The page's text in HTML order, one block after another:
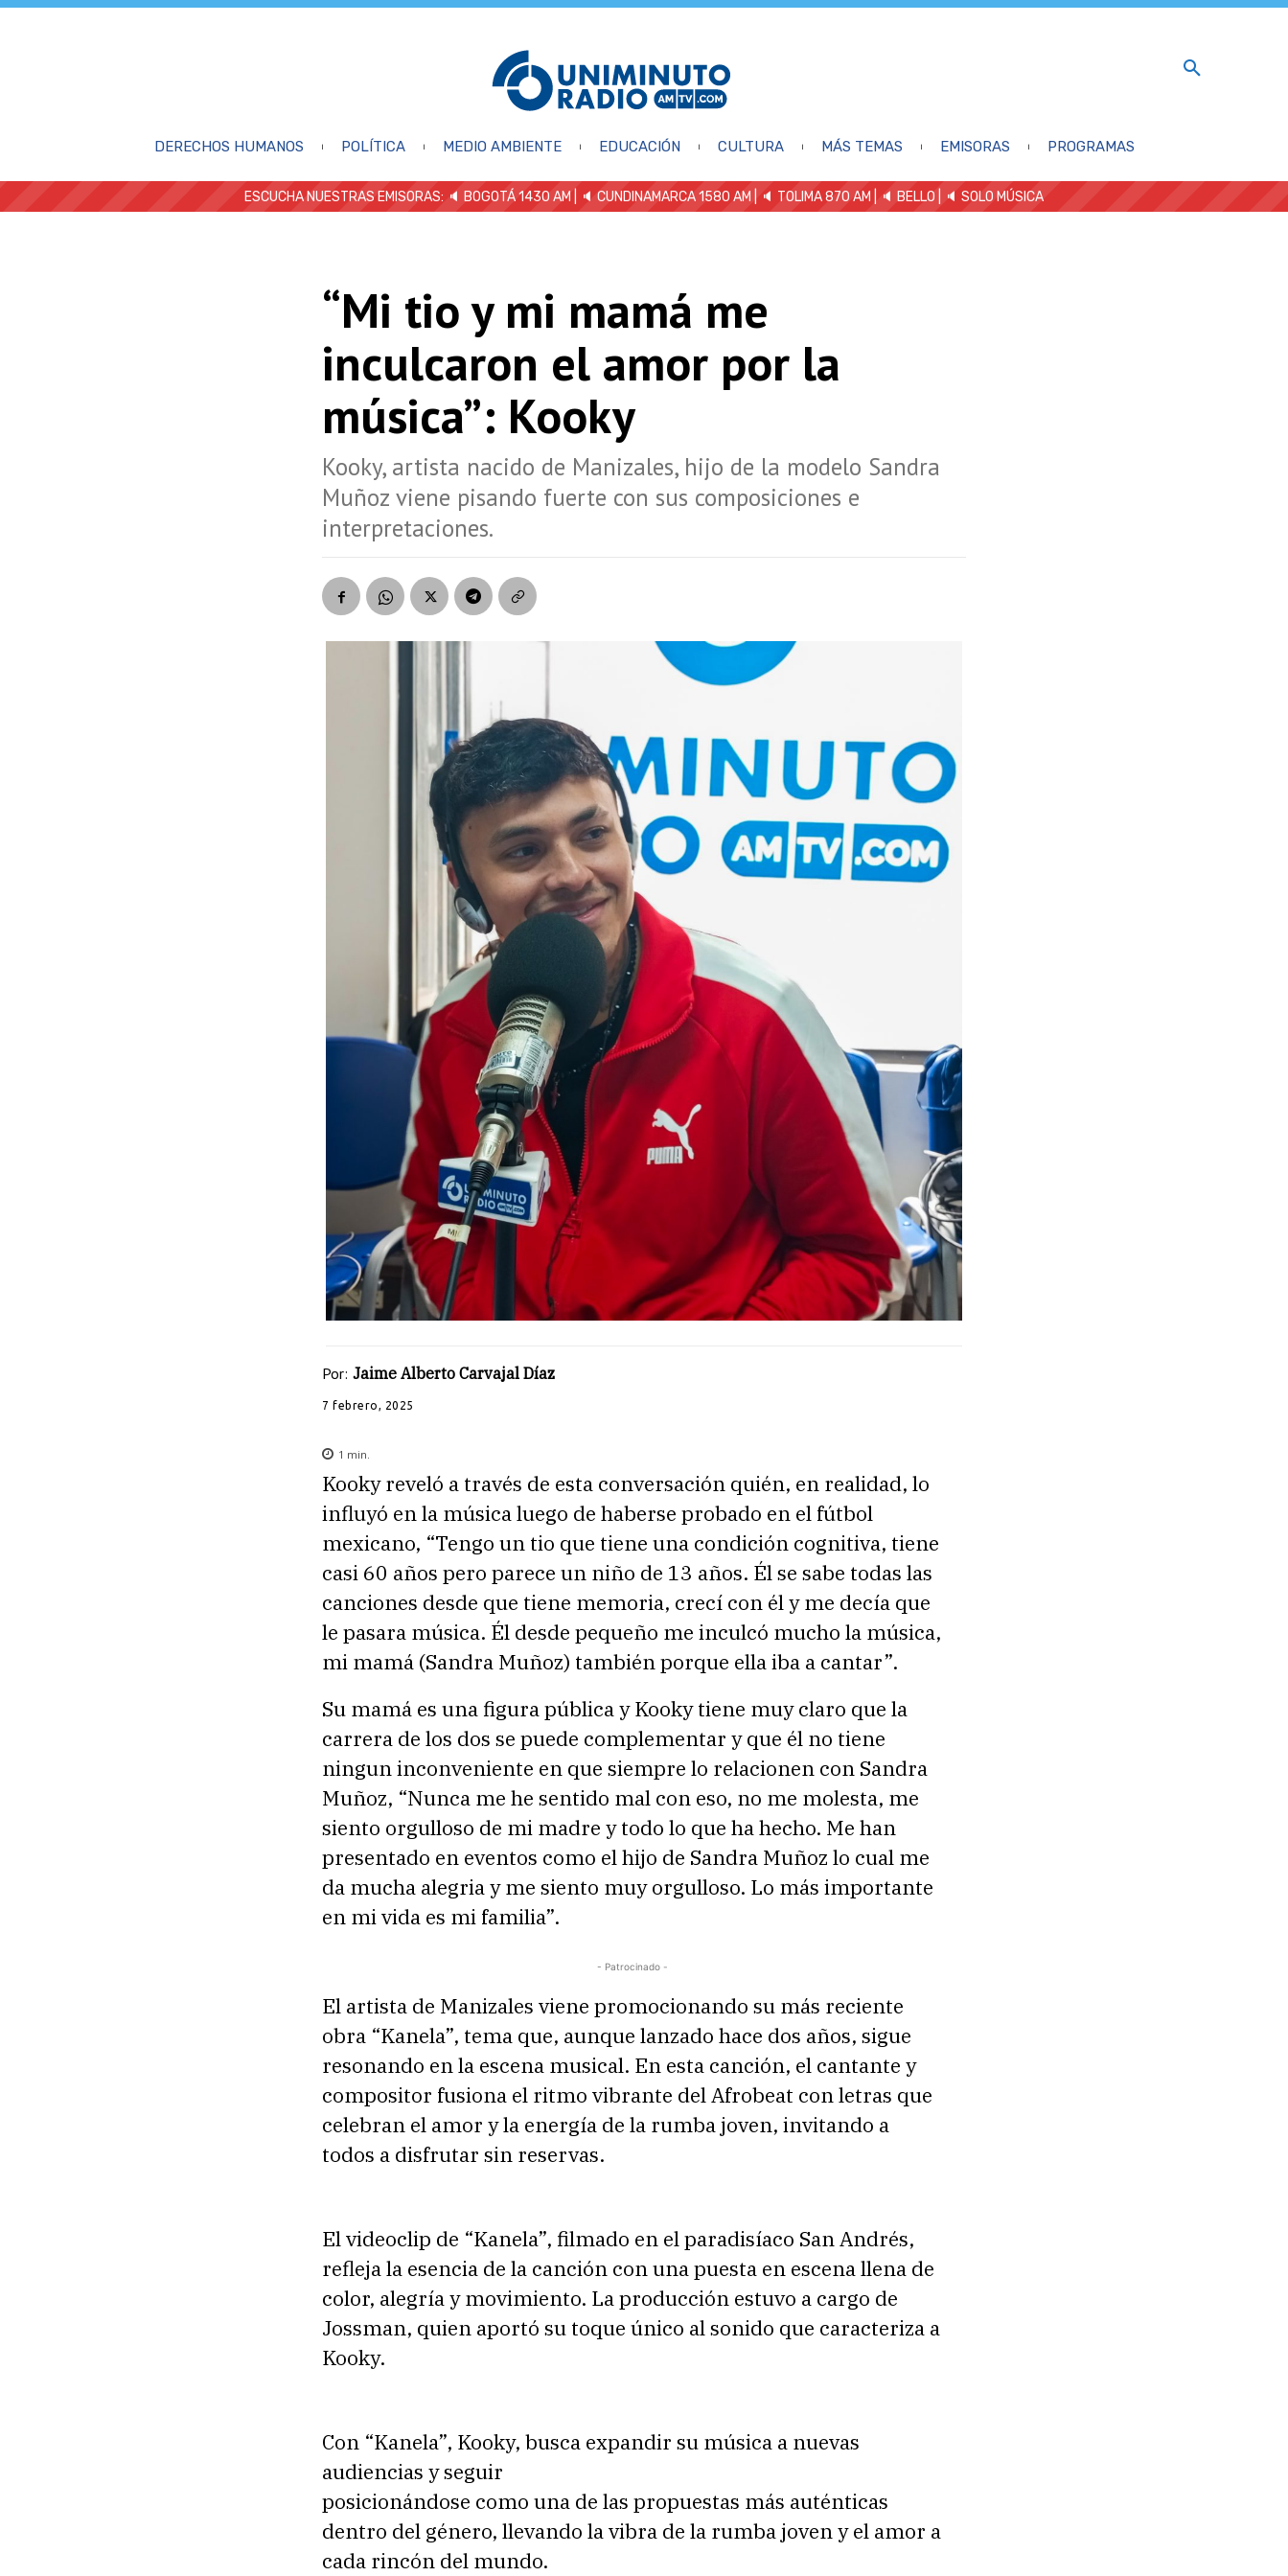
DERECHOS HUMANOS POLÍTICA MEDIO AMBIENTE EDUCACIÓN CULTURA MÁS TEMAS EMISORAS PROGRAMAS
ESCUCHA NUESTRAS EMISORAS: 🔈 BOGOTÁ 1430 AM | 🔈 CUNDINAMARCA 1580 AM | 🔈 TOLIMA 870 AM | 🔈 BELLO 🔈 SOLO MÚSICA
“Mi tio y mi mamá me
inculcaron el amor por la
música”: Kooky
Kooky, artista nacido de Manizales, hijo de la modelo Sandra
Muñoz viene pisando fuerte con sus composiciones e
interpretaciones.
Por: Jaime Alberto Carvajal Díaz
7 febrero, 2025
1 min.
Kooky reveló a través de esta conversación quién, en realidad, lo
influyó en la música luego de haberse probado en el fútbol
mexicano, “Tengo un tio que tiene una condición cognitiva, tiene
casi 60 años pero parece un niño de 13 años. Él se sabe todas las
canciones desde que tiene memoria, crecí con él y me decía que
le pasara música. Él desde pequeño me inculcó mucho la música,
mi mamá (Sandra Muñoz) también porque ella iba a cantar”.
Su mamá es una figura pública y Kooky tiene muy claro que la
carrera de los dos se puede complementar y que él no tiene
ningun inconveniente en que siempre lo relacionen con Sandra
Muñoz, “Nunca me he sentido mal con eso, no me molesta, me
siento orgulloso de mi madre y todo lo que ha hecho. Me han
presentado en eventos como el hijo de Sandra Muñoz lo cual me
da mucha alegria y me siento muy orgulloso. Lo más importante
en mi vida es mi familia”.
- Patrocinado -
El artista de Manizales viene promocionando su más reciente
obra “Kanela”, tema que, aunque lanzado hace dos años, sigue
resonando en la escena musical. En esta canción, el cantante y
compositor fusiona el ritmo vibrante del Afrobeat con letras que
celebran el amor y la energía de la rumba joven, invitando a
todos a disfrutar sin reservas.
El videoclip de “Kanela”, filmado en el paradisíaco San Andrés,
refleja la esencia de la canción con una puesta en escena llena de
color, alegría y movimiento. La producción estuvo a cargo de
Jossman, quien aportó su toque único al sonido que caracteriza a
Kooky.
Con “Kanela”, Kooky, busca expandir su música a nuevas
audiencias y seguir
posicionándose como una de las propuestas más auténticas
dentro del género, llevando la vibra de la rumba joven y el amor a
cada rincón del mundo.